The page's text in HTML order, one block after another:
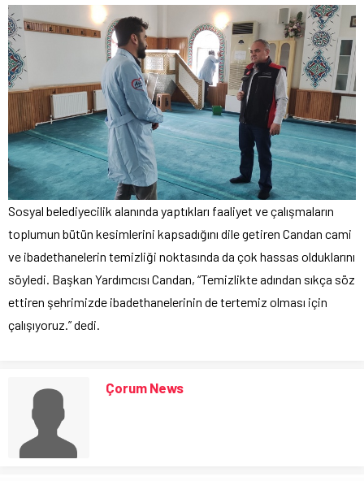
Sosyal belediyecilik alanında yaptıkları faaliyet ve çalışmaların
toplumun bütün kesimlerini kapsadığını dile getiren Candan cami
ve ibadethanelerin temizliği noktasında da çok hassas olduklarını
söyledi. Başkan Yardımcısı Candan, “Temizlikte adından sıkça söz
ettiren şehrimizde ibadethanelerinin de tertemiz olması için
çalışıyoruz.” dedi.
Çorum News